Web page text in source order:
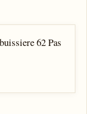
62 Pas